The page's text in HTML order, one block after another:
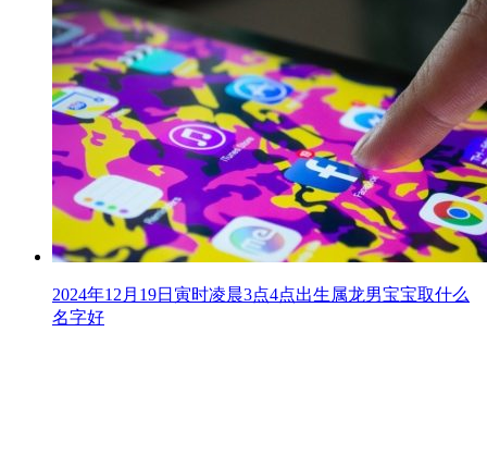
2024年12月19日寅时凌晨3点4点出生属龙男宝宝取什么
名字好